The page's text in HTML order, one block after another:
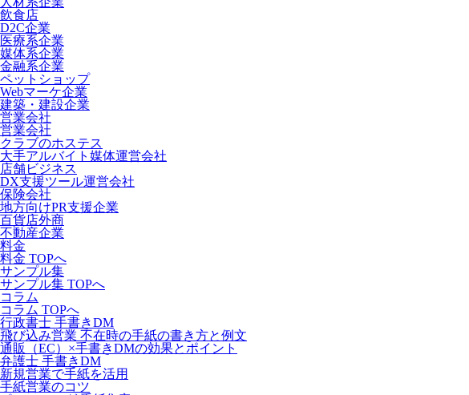
飲食店
D2C企業
医療系企業
媒体系企業
金融系企業
ペットショップ
Webマーケ企業
建築・建設企業
営業会社
営業会社
クラブのホステス
大手アルバイト媒体運営会社
店舗ビジネス
DX支援ツール運営会社
保険会社
地方向けPR支援企業
百貨店外商
不動産企業
料金
料金 TOPへ
サンプル集
サンプル集 TOPへ
コラム
コラム TOPへ
行政書士 手書きDM
飛び込み営業 不在時の手紙の書き方と例文
通販（EC）×手書きDMの効果とポイント
弁護士 手書きDM
新規営業で手紙を活用
手紙営業のコツ